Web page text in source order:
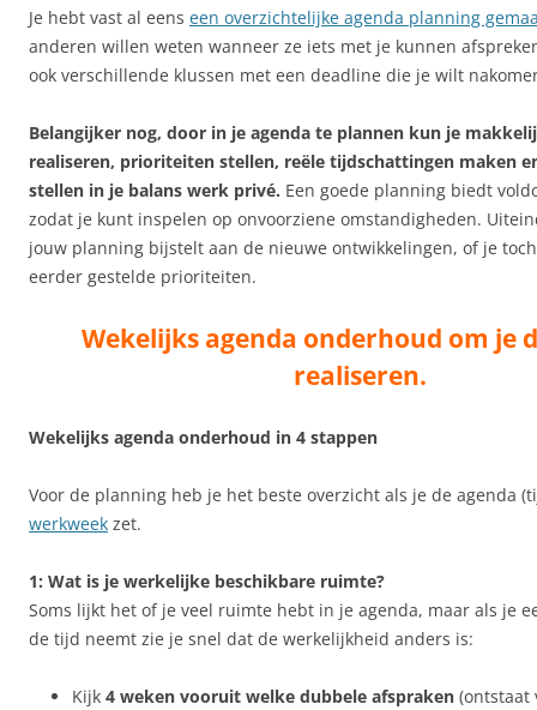
Je hebt vast al eens een overzichtelijke agenda planning
anderen willen weten wanneer ze iets met je kunnen
ook verschillende klussen met een deadline die je wilt
Belangijker nog, door in je agenda te plannen kun je
realiseren, prioriteiten stellen, reële tijdschattingen maken
stellen in je balans werk privé. Een goede planning biedt
zodat je kunt inspelen op onvoorziene omstandigheden.
jouw planning bijstelt aan de nieuwe ontwikkelingen, of je
eerder gestelde prioriteiten.
Wekelijks agenda onderhoud om je
realiseren.
Wekelijks agenda onderhoud in 4 stappen
Voor de planning heb je het beste overzicht als je de agenda
werkweek zet.
1: Wat is je werkelijke beschikbare ruimte?
Soms lijkt het of je veel ruimte hebt in je agenda, maar als je
de tijd neemt zie je snel dat de werkelijkheid anders is:
Kijk 4 weken vooruit welke dubbele afspraken (ontstaat